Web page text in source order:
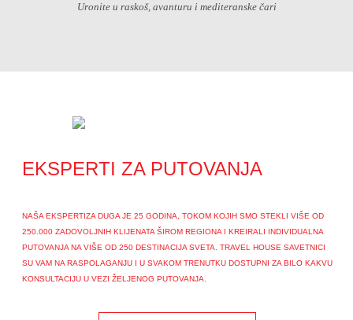
Uronite u raskoš, avanturu i mediteranske čari
EKSPERTI ZA PUTOVANJA
NAŠA EKSPERTIZA DUGA JE 25 GODINA, TOKOM KOJIH SMO STEKLI VIŠE OD
250.000 ZADOVOLJNIH KLIJENATA ŠIROM REGIONA I KREIRALI INDIVIDUALNA
PUTOVANJA NA VIŠE OD 250 DESTINACIJA SVETA. TRAVEL HOUSE SAVETNICI
SU VAM NA RASPOLAGANJU I U SVAKOM TRENUTKU DOSTUPNI ZA BILO KAKVU
KONSULTACIJU U VEZI ŽELJENOG PUTOVANJA.